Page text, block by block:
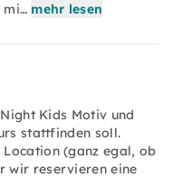
mi… mehr lesen
Kids Motiv und
stattfinden soll.
(ganz egal, ob
wir reservieren eine